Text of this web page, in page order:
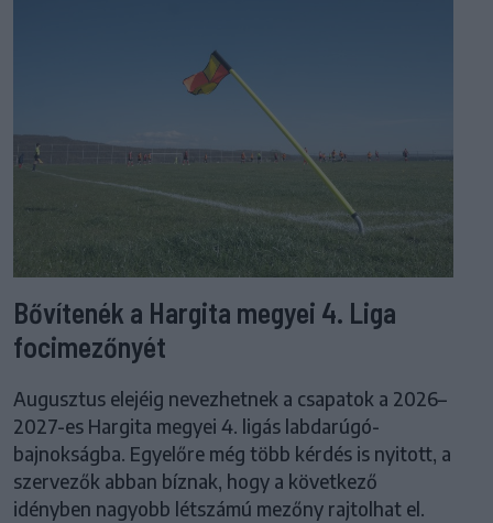
Bővítenék a Hargita megyei 4. Liga
focimezőnyét
Augusztus elejéig nevezhetnek a csapatok a 2026–
2027-es Hargita megyei 4. ligás labdarúgó-
bajnokságba. Egyelőre még több kérdés is nyitott, a
szervezők abban bíznak, hogy a következő
idényben nagyobb létszámú mezőny rajtolhat el.